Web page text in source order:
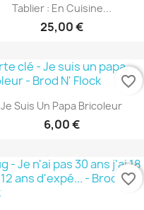
Tablier : En Cuisine...
25,00 €
Je Suis Un Papa Bricoleur
6,00 €
favorite_border
favorite_border